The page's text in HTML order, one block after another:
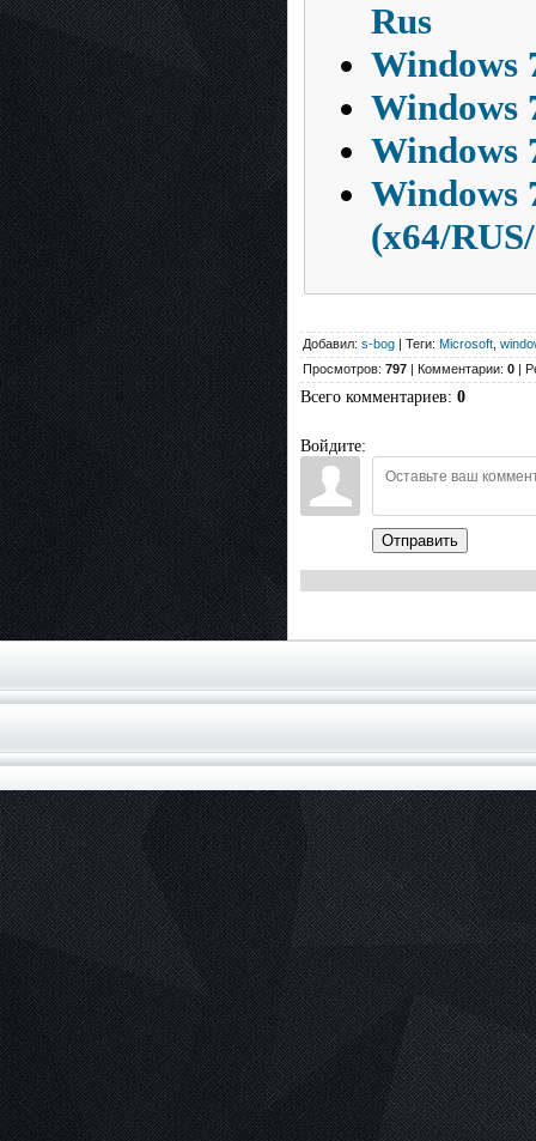
Rus
Windows
Windows
Windows
Windows
(x64/
Добавил: s-bog | Теги: Microsoft
Просмотров: 797 | Комментарии: 0 |
Всего комментариев: 0
Войдите:
Отправить